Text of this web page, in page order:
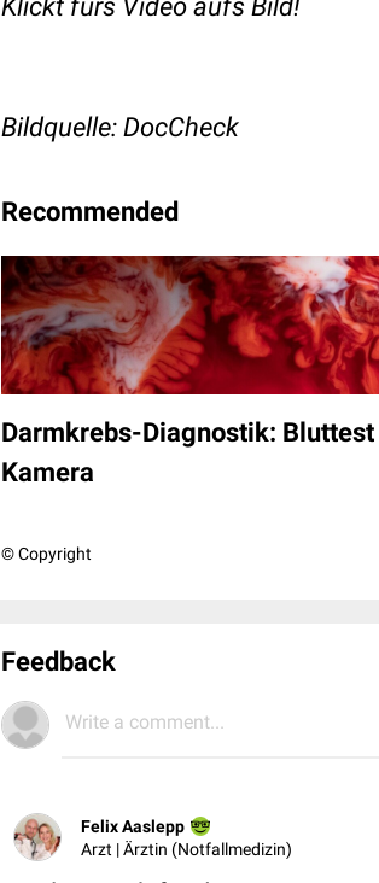
Klickt fürs Video aufs Bild!
Bildquelle: DocCheck
Recommended
Darmkrebs-Diagnostik:
Kamera
© Copyright
Feedback
Write a comment...
Felix Aaslepp
Arzt | Ärztin (Notfallmedizin)